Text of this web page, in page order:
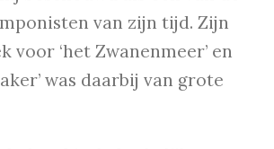
van zijn tijd. Zijn
voor ‘het Zwanenmeer’ en
was daarbij van grote